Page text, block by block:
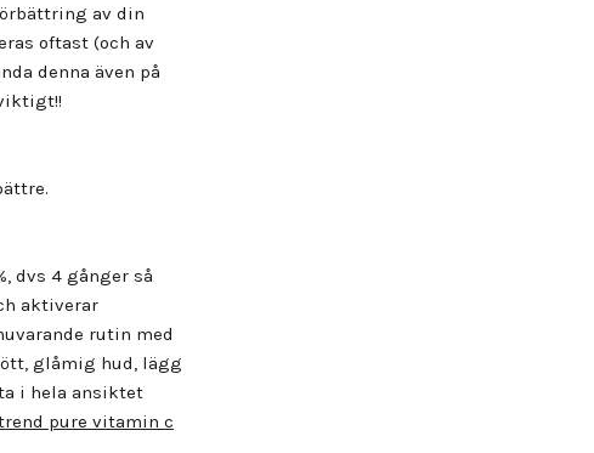
av din
oftast (och av
denna även på
dvs 4 gånger så
aktiverar
rutin med
glåmig hud, lägg
i hela ansiktet
pure vitamin c